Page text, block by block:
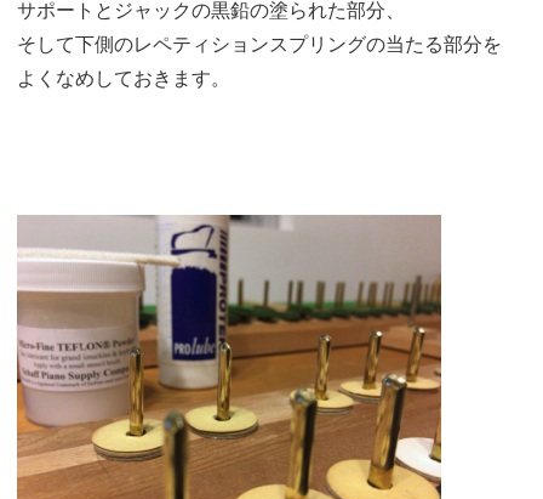
サポートとジャックの黒鉛の塗られた部分、
そして下側のレペティションスプリングの当たる部分を
よくなめしておきます。